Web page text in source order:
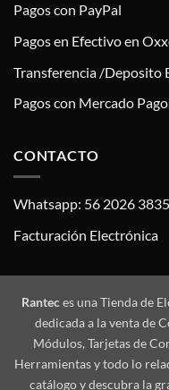
Pagos con PayPal
Pagos en Efectivo en
Transferencia /Deposito
Pagos con Mercado
CONTACTO
Whatsapp: 56 2026 3835
Facturación Electrónica
Ranteces una Tienda de
dedicada a la venta de
Módulos, Tarjetas de
Herramientas y todo lo
catálogo y descubra la